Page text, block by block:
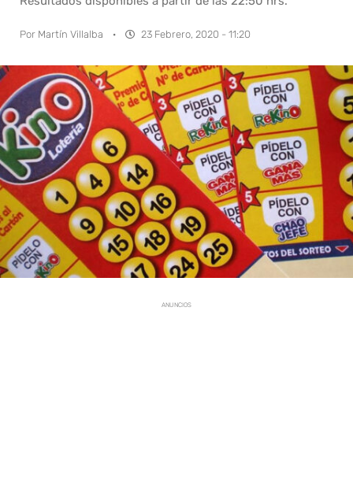
Por Martín Villalba · 23 Febrero, 2020 - 11:20
ANUNCIOS